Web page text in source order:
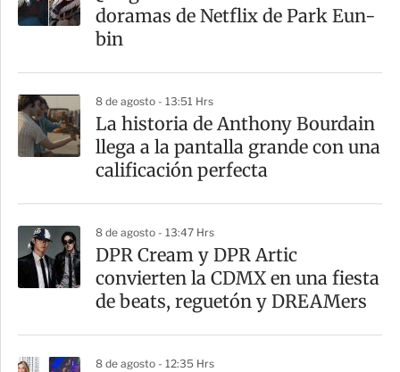
r
t
doramas de Netflix de Park Eun-
bin
8 de agosto - 13:51 Hrs
La historia de Anthony Bourdain
llega a la pantalla grande con una
calificación perfecta
8 de agosto - 13:47 Hrs
DPR Cream y DPR Artic
convierten la CDMX en una fiesta
de beats, reguetón y DREAMers
8 de agosto - 12:35 Hrs